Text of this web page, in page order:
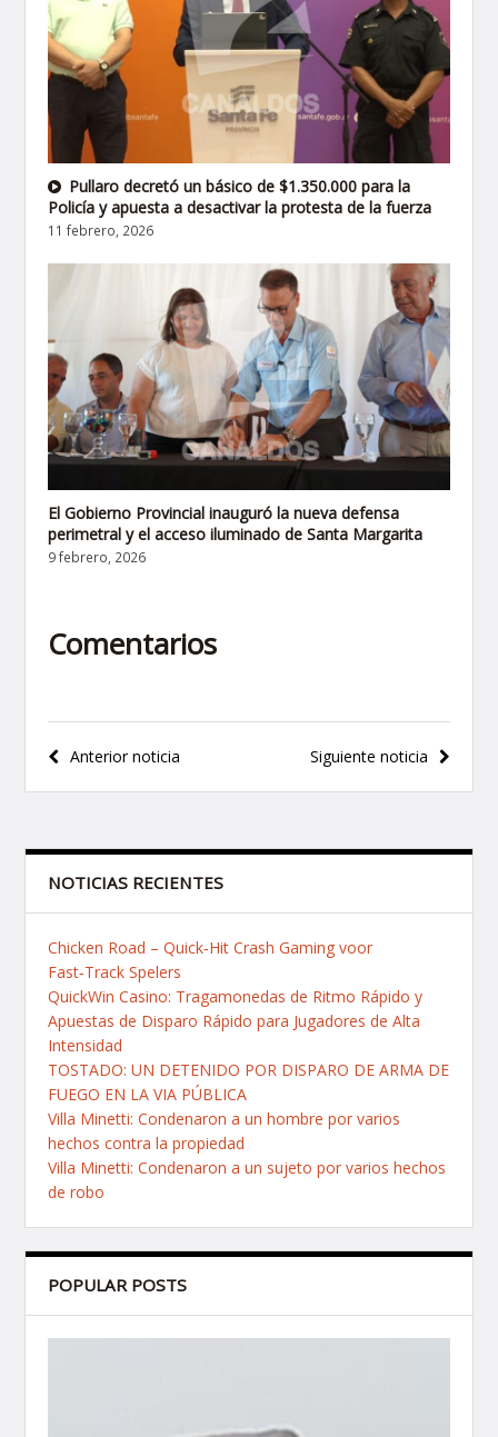
Pullaro decretó un básico de $1.350.000 para la
Policía y apuesta a desactivar la protesta de la fuerza
11 febrero, 2026
El Gobierno Provincial inauguró la nueva defensa
perimetral y el acceso iluminado de Santa Margarita
9 febrero, 2026
Comentarios
Navegación
de
Siguiente noticia
Anterior noticia
NOTICIAS RECIENTES
Chicken Road – Quick‑Hit Crash Gaming voor
Fast‑Track Spelers
QuickWin Casino: Tragamonedas de Ritmo Rápido y
Apuestas de Disparo Rápido para Jugadores de Alta
Intensidad
TOSTADO: UN DETENIDO POR DISPARO DE ARMA DE
FUEGO EN LA VIA PÚBLICA
Villa Minetti: Condenaron a un hombre por varios
hechos contra la propiedad
Villa Minetti: Condenaron a un sujeto por varios hechos
de robo
POPULAR POSTS